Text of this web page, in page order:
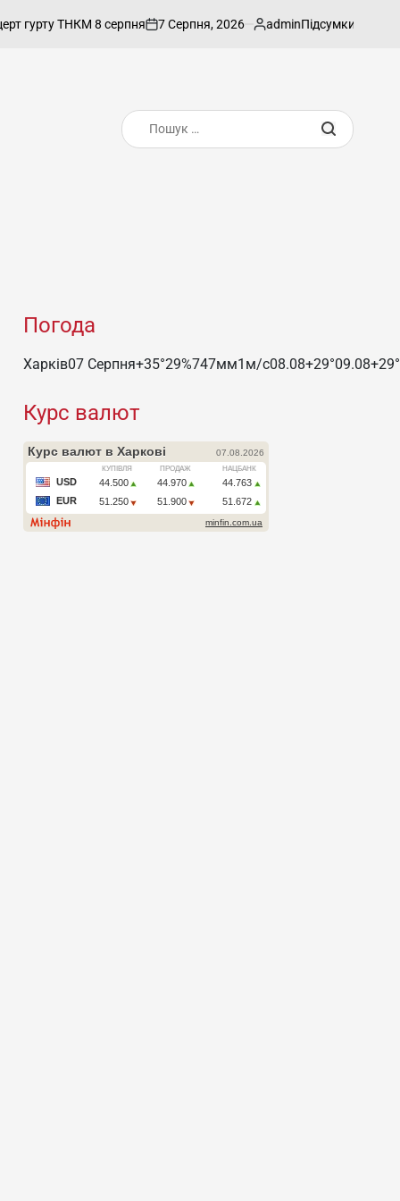
ТНКМ 8 серпня
on
7 Серпня, 2026
Опубліковано
adminПідсумки діяльності
Пошук:
Погода
Харків07 Серпня+35°29%747мм1 м/c08.08+29°09.08+29°
Курс валют